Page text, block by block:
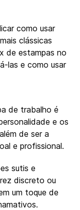
como usar
clássicas
de estampas no
las e como usar
de trabalho é
e os
de ser a
e profissional.
sutis e
discreto ou
um toque de